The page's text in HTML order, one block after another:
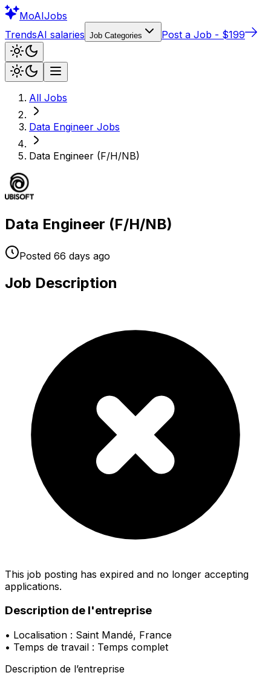
MoAIJobs
TrendsAI salaries Job Categories Post a Job - $199
All Jobs
Data Engineer Jobs
Data Engineer (F/H/NB)
Data Engineer (F/H/NB)
Posted 66 days ago
Job Description
This job posting has expired and no longer accepting
applications.
Description de l'entreprise
• Localisation : Saint Mandé, France
• Temps de travail : Temps complet
Description de l’entreprise